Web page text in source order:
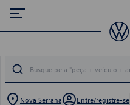
Nova Serrana Entre/registre-se